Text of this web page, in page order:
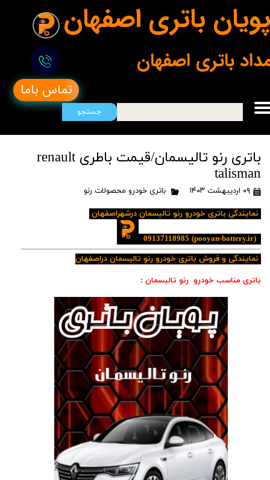
پویان باتری اصفهان
تماس باما
جستجو
باتری اصفهان
باتری رنو تالیسمان/قیمت باطری renault
talisman
۰۹ اردیبهشت ۱۴۰۳ باتری خودرو محصولات رنو
نمایندگی باتری خودرو رنو تالیسمان درشهراصفهان
(pooyan-battery.ir)
09137118985
نمایندگی و فروش باتری خودرو رنو تالیسمان دراصفهان
باتری مناسب خودرو رنو تالیسمان :